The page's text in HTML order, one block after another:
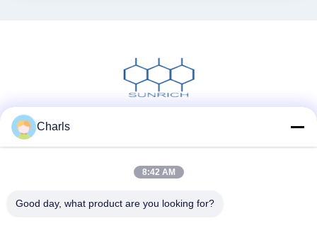
त्वरित संपर्क
Charls
8:42 AM
Good day, what product are you looking for?